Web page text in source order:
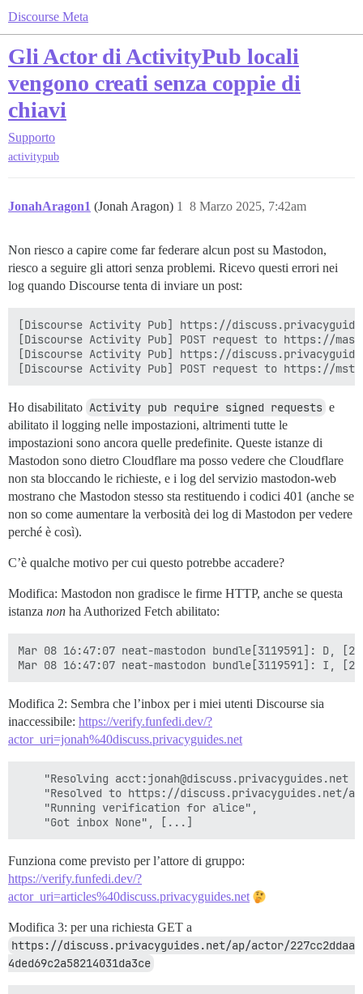
Discourse Meta
Gli Actor di ActivityPub locali
vengono creati senza coppie di
chiavi
Supporto
activitypub
JonahAragon1 (Jonah Aragon) 8 Marzo 2025, 7:42am
1
Non riesco a capire come far federare alcun post su Mastodon,
riesco a seguire gli attori senza problemi. Ricevo questi errori nei
log quando Discourse tenta di inviare un post:
[Discourse Activity Pub] https://
[Discourse Activity Pub] POST request to https://
[Discourse Activity Pub] https://
Ho disabilitato Activity pub require signed requests e
abilitato il logging nelle impostazioni, altrimenti tutte le
impostazioni sono ancora quelle predefinite. Queste istanze di
Mastodon sono dietro Cloudflare ma posso vedere che Cloudflare
non sta bloccando le richieste, e i log del servizio mastodon-web
mostrano che Mastodon stesso sta restituendo i codici 401 (anche se
non so come aumentare la verbosità dei log di Mastodon per vedere
perché è così).
C’è qualche motivo per cui questo potrebbe accadere?
Modifica: Mastodon non gradisce le firme HTTP, anche se questa
istanza non ha Authorized Fetch abilitato:
Mar 08 16:47:07 neat-mastodon bundle[3119591]: D,
Modifica 2: Sembra che l’inbox per i miei utenti Discourse sia
inaccessibile: https://verify.funfedi.dev/?
actor_uri=jonah%40discuss.privacyguides.net
"Resolving acct:jonah@discuss.privacyguides.net
"Resolved to https://discuss.privacyguides.net/
    "Running verification for alice",
Funziona come previsto per l’attore di gruppo:
https://verify.funfedi.dev/?
actor_uri=articles%40discuss.privacyguides.net
Modifica 3: per una richiesta GET a
https://discuss.privacyguides.net/ap/actor/227cc2ddaa
4ded69c2a58214031da3ce